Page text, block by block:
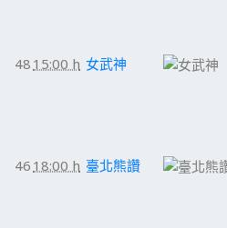
48 15:00 h 女武神
46 18:00 h 臺北熊讚